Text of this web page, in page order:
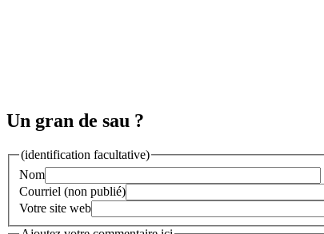
Un gran de sau ?
(identification facultative)
Nom
Courriel (non publié)
Votre site web